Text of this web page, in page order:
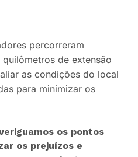
percorreram
de extensão
as condições do local
para minimizar os
os pontos
os prejuízos e